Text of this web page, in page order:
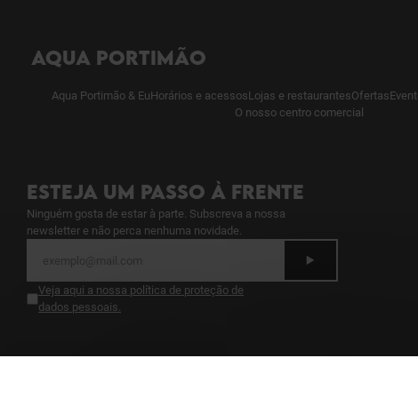
AQUA PORTIMÃO
Aqua Portimão & EuHorários e acessosLojas e restaurantesOfertas
O nosso centro comercial
ESTEJA UM PASSO À FRENTE
Ninguém gosta de estar à parte. Subscreva a nossa
newsletter e não perca nenhuma novidade.
Veja aqui a nossa política de proteção de
dados pessoais.